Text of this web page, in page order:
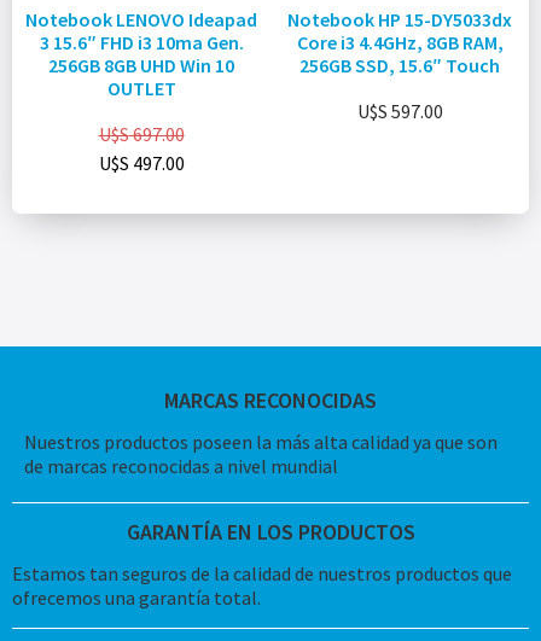
Notebook LENOVO Ideapad
3 15.6″ FHD i3 10ma Gen.
256GB 8GB UHD Win 10
OUTLET
U$S697.00
U$S 497.00
Notebook HP 15-DY5033dx
Core i3 4.4GHz, 8GB RAM,
256GB SSD, 15.6″ Touch
U$S 597.00
MARCAS RECONOCIDAS
Nuestros productos poseen la más alta calidad ya que son
de marcas reconocidas a nivel mundial
GARANTÍA EN LOS PRODUCTOS
Estamos tan seguros de la calidad de nuestros productos que
ofrecemos una garantía total.